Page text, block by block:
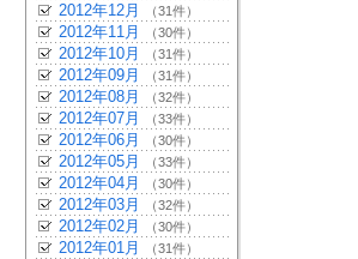
2012年12月 （31件）
2012年11月 （30件）
2012年10月 （31件）
2012年09月 （31件）
2012年08月 （32件）
2012年07月 （33件）
2012年06月 （30件）
2012年05月 （33件）
2012年04月 （30件）
2012年03月 （32件）
2012年02月 （30件）
2012年01月 （31件）